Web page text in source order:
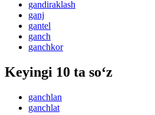
gandiraklash
ganj
gantel
ganch
ganchkor
Keyingi 10 ta so‘z
ganchlan
ganchlat